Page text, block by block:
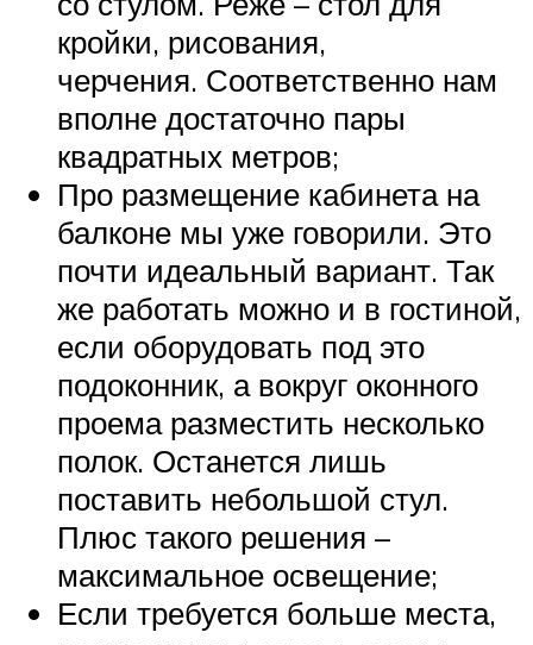
кройки, рисования,
черчения. Соответственно нам
вполне достаточно пары
квадратных метров;
Про размещение кабинета на
балконе мы уже говорили. Это
почти идеальный вариант. Так
же работать можно и в гостиной,
если оборудовать под это
подоконник, а вокруг оконного
проема разместить несколько
полок. Останется лишь
поставить небольшой стул.
Плюс такого решения –
максимальное освещение;
Если требуется больше места,